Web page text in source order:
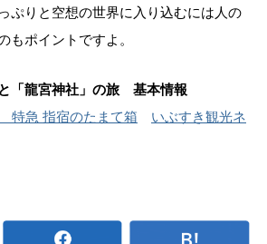
ぷりと空想の世界に入り込むには人の
もポイントですよ。
と「龍宮神社」の旅 基本情報
特急 指宿のたまて箱
いぶすき観光ネ